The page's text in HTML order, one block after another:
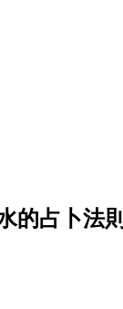
的占卜法則